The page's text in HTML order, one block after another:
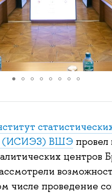
(ИСИЭЗ) ВШЭ провел
центров
числе проведение